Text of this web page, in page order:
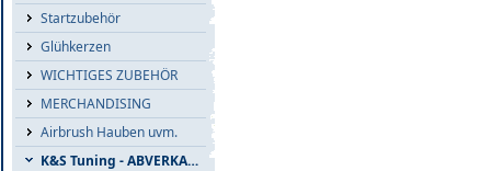
Startzubehör
Glühkerzen
WICHTIGES ZUBEHÖR
MERCHANDISING
Airbrush Hauben uvm.
K&S Tuning - ABVERKAUF